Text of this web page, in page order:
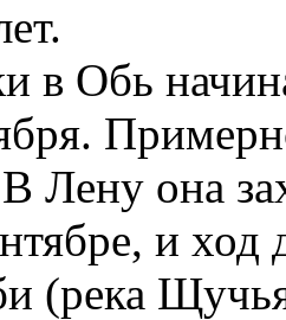
в Обь
Лену она
и
(река